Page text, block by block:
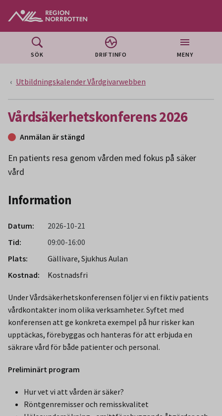
SÖK DRIFTINFO MENY
Utbildningskalender Vårdgivarwebben
Vårdsäkerhetskonferens 2026
Anmälan är stängd
En patients resa genom vården med fokus på säker
vård
Information
Datum:
2026-10-21
Tid:
09:00-16:00
Plats:
Gällivare, Sjukhus Aulan
Kostnad:
Kostnadsfri
Under Vårdsäkerhetskonferensen följer vi en fiktiv patients
vårdkontakter inom olika verksamheter. Syftet med
konferensen att ge konkreta exempel på hur risker kan
upptäckas, förebyggas och hanteras för att erbjuda en
säkrare vård för både patienter och personal.
Preliminärt program
Hur vet vi att vården är säker?
Röntgenremisser och remisskvalitet